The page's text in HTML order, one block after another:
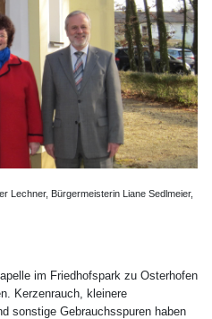
Lechner, Bürgermeisterin Liane Sedlmeier,
im Friedhofspark zu Osterhofen
Kerzenrauch, kleinere
sonstige Gebrauchsspuren haben